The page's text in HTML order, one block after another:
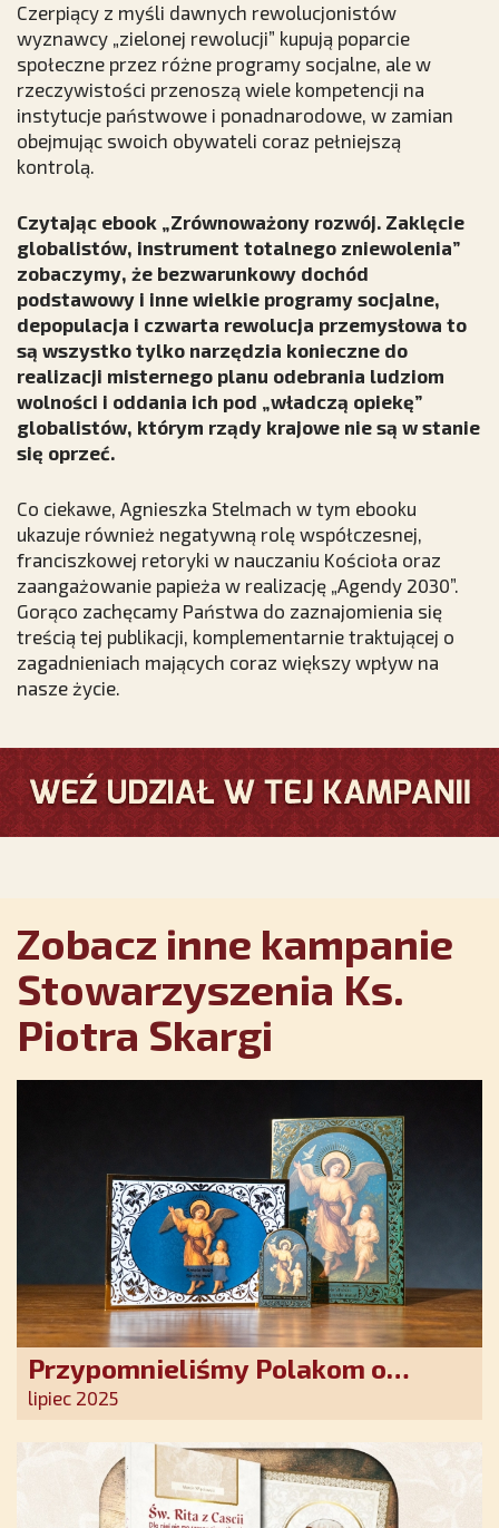
Czerpiący z myśli dawnych rewolucjonistów
wyznawcy „zielonej rewolucji” kupują poparcie
społeczne przez różne programy socjalne, ale w
rzeczywistości przenoszą wiele kompetencji na
instytucje państwowe i ponadnarodowe, w zamian
obejmując swoich obywateli coraz pełniejszą
kontrolą.
Czytając ebook „Zrównoważony rozwój. Zaklęcie
globalistów, instrument totalnego zniewolenia”
zobaczymy, że bezwarunkowy dochód
podstawowy i inne wielkie programy socjalne,
depopulacja i czwarta rewolucja przemysłowa to
są wszystko tylko narzędzia konieczne do
realizacji misternego planu odebrania ludziom
wolności i oddania ich pod „władczą opiekę”
globalistów, którym rządy krajowe nie są w stanie
się oprzeć.
Co ciekawe, Agnieszka Stelmach w tym ebooku
ukazuje również negatywną rolę współczesnej,
franciszkowej retoryki w nauczaniu Kościoła oraz
zaangażowanie papieża w realizację „Agendy 2030”.
Gorąco zachęcamy Państwa do zaznajomienia się
treścią tej publikacji, komplementarnie traktującej o
zagadnieniach mających coraz większy wpływ na
nasze życie.
Zobacz inne kampanie
Stowarzyszenia Ks.
Piotra Skargi
Przypomnieliśmy Polakom o
obecności Anioła Stróża!
lipiec 2025